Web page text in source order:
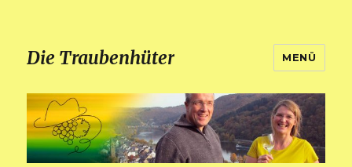
Die Traubenhüter MENÜ